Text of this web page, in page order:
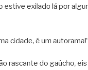
estive exilado lá por
cidade, é um autorama!”
rascante do gaúcho,